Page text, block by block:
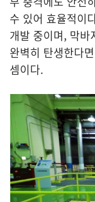
수 있어 효율적이
개발 중이며, 막
완벽히 탄생한다
셈이다.